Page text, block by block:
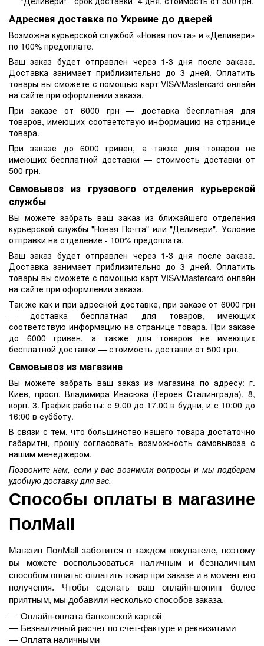
Адресная доставка по Украине до дверей
Возможна курьерской службой «Новая почта» и «Деливери»
по 100% предоплате.
Ваш заказ будет отправлен через 1-3 дня после заказа.
Доставка занимает приблизительно до 3 дней. Оплатить
товары вы сможете с помощью карт VISA/Mastercard онлайн
на сайте при оформлении заказа.
При заказе от 6000 грн — доставка бесплатная для
товаров, имеющих соответствую информацию на странице
товара.
При заказе до 6000 гривен, а также для товаров не
имеющих бесплатной доставки — стоимость доставки от
500 грн.
Самовывоз из грузового отделения курьерской
службы
Вы можете забрать ваш заказ из ближайшего отделения
курьерской службы "Новая Почта" или "Деливери". Условие
отправки на отделение - 100% предоплата.
Ваш заказ будет отправлен через 1-3 дня после заказа.
Доставка занимает приблизительно до 3 дней. Оплатить
товары вы сможете с помощью карт VISA/Mastercard онлайн
на сайте при оформлении заказа.
Так же как и при адресной доставке, при заказе от 6000 грн
— доставка бесплатная для товаров, имеющих
соответствую информацию на странице товара. При заказе
до 6000 гривен, а также для товаров не имеющих
бесплатной доставки — стоимость доставки от 500 грн.
Самовывоз из магазина
Вы можете забрать ваш заказ из магазина по адресу: г.
Киев, просп. Владимира Ивасюка (Героев Сталинграда), 8,
корп. 3. График работы: с 9.00 до 17.00 в будни, и с 10:00 до
16:00 в субботу.
В связи с тем, что большинство нашего товара достаточно
габаритні, прошу согласовать возможность самовывоза с
нашим менеджером.
Позвоните нам, если у вас возникли вопросы и мы подберем
удобную доставку для вас.
ПолMall
Магазин ПолMall
заботится о каждом покупателе, поэтому
вы можете воспользоваться наличным и безналичным
способом оплаты: оплатить товар при заказе и в момент его
получения. Чтобы сделать ваш онлайн-шопинг более
приятным, мы добавили несколько способов заказа.
Онлайн-оплата банковской картой
Безналичный расчет по счет-фактуре и реквизитами
Оплата наличными